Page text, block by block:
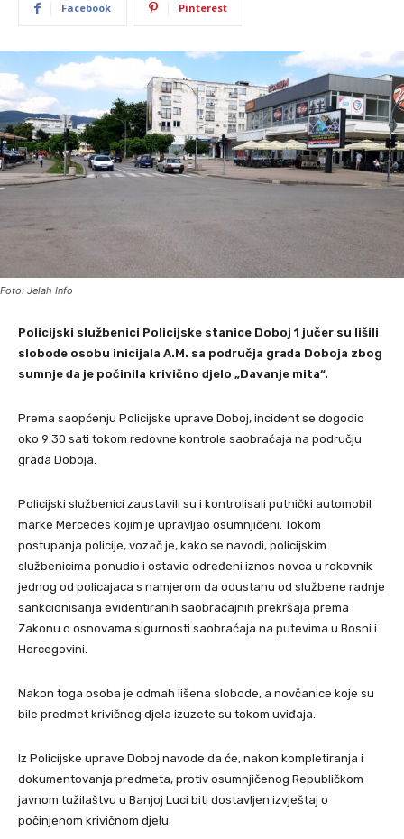
Facebook Pinterest
Foto: Jelah Info
Policijski službenici Policijske stanice Doboj 1 jučer su lišili
slobode osobu inicijala A.M. sa područja grada Doboja zbog
sumnje da je počinila krivično djelo „Davanje mita“.
Prema saopćenju Policijske uprave Doboj, incident se dogodio
oko 9:30 sati tokom redovne kontrole saobraćaja na području
grada Doboja.
Policijski službenici zaustavili su i kontrolisali putnički automobil
marke Mercedes kojim je upravljao osumnjičeni. Tokom
postupanja policije, vozač je, kako se navodi, policijskim
službenicima ponudio i ostavio određeni iznos novca u rokovnik
jednog od policajaca s namjerom da odustanu od službene radnje
sankcionisanja evidentiranih saobraćajnih prekršaja prema
Zakonu o osnovama sigurnosti saobraćaja na putevima u Bosni i
Hercegovini.
Nakon toga osoba je odmah lišena slobode, a novčanice koje su
bile predmet krivičnog djela izuzete su tokom uviđaja.
Iz Policijske uprave Doboj navode da će, nakon kompletiranja i
dokumentovanja predmeta, protiv osumnjičenog Republičkom
javnom tužilaštvu u Banjoj Luci biti dostavljen izvještaj o
počinjenom krivičnom djelu.